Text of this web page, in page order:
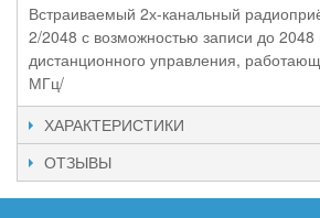
Встраиваемый 2х-канальный
2/2048 с возможностью записи до 2048
дистанционного управления,
МГц/
ХАРАКТЕРИСТИКИ
ОТЗЫВЫ